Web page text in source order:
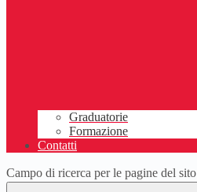
Graduatorie
Formazione
Contatti
Campo di ricerca per le pagine del sito